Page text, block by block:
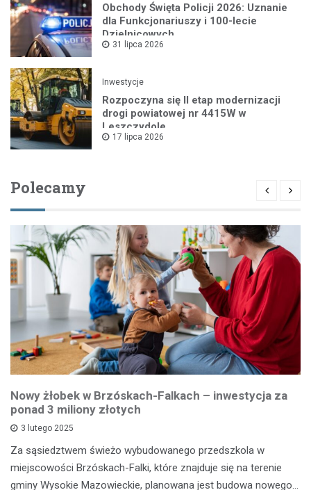
Obchody Święta Policji 2026: Uznanie
dla Funkcjonariuszy i 100-lecie
Dzielnicowych
31 lipca 2026
Inwestycje
Rozpoczyna się II etap modernizacji
drogi powiatowej nr 4415W w
Leszczydole
17 lipca 2026
Polecamy
Nowy żłobek w Brzóskach-Falkach – inwestycja za
ponad 3 miliony złotych
3 lutego 2025
Za sąsiedztwem świeżo wybudowanego przedszkola w
miejscowości Brzóskach-Falki, które znajduje się na terenie
gminy Wysokie Mazowieckie, planowana jest budowa nowego…